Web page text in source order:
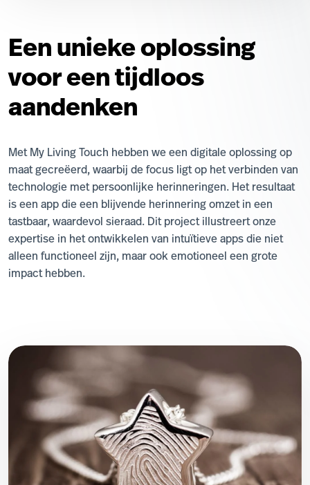
Een unieke oplossing
voor een tijdloos
aandenken
Met My Living Touch hebben we een digitale oplossing op
maat gecreëerd, waarbij de focus ligt op het verbinden van
technologie met persoonlijke herinneringen. Het resultaat
is een app die een blijvende herinnering omzet in een
tastbaar, waardevol sieraad. Dit project illustreert onze
expertise in het ontwikkelen van intuïtieve apps die niet
alleen functioneel zijn, maar ook emotioneel een grote
impact hebben.